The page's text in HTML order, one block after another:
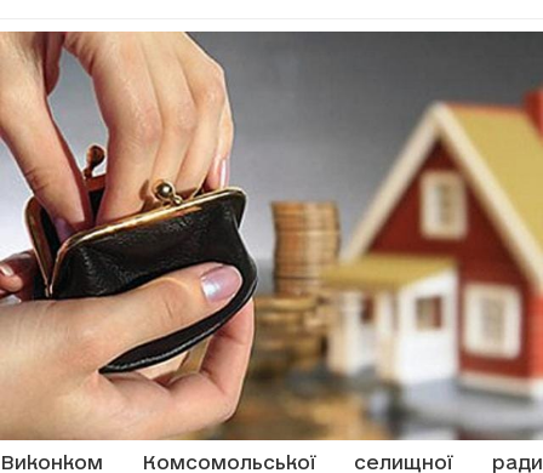
Виконком Комсомольської селищної ради